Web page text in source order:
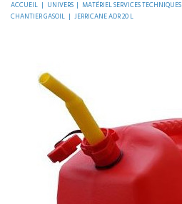
ACCUEIL UNIVERS MATÉRIEL SERVICES TECHNIQUES
CHANTIER GASOIL
JERRICANE ADR 20 L